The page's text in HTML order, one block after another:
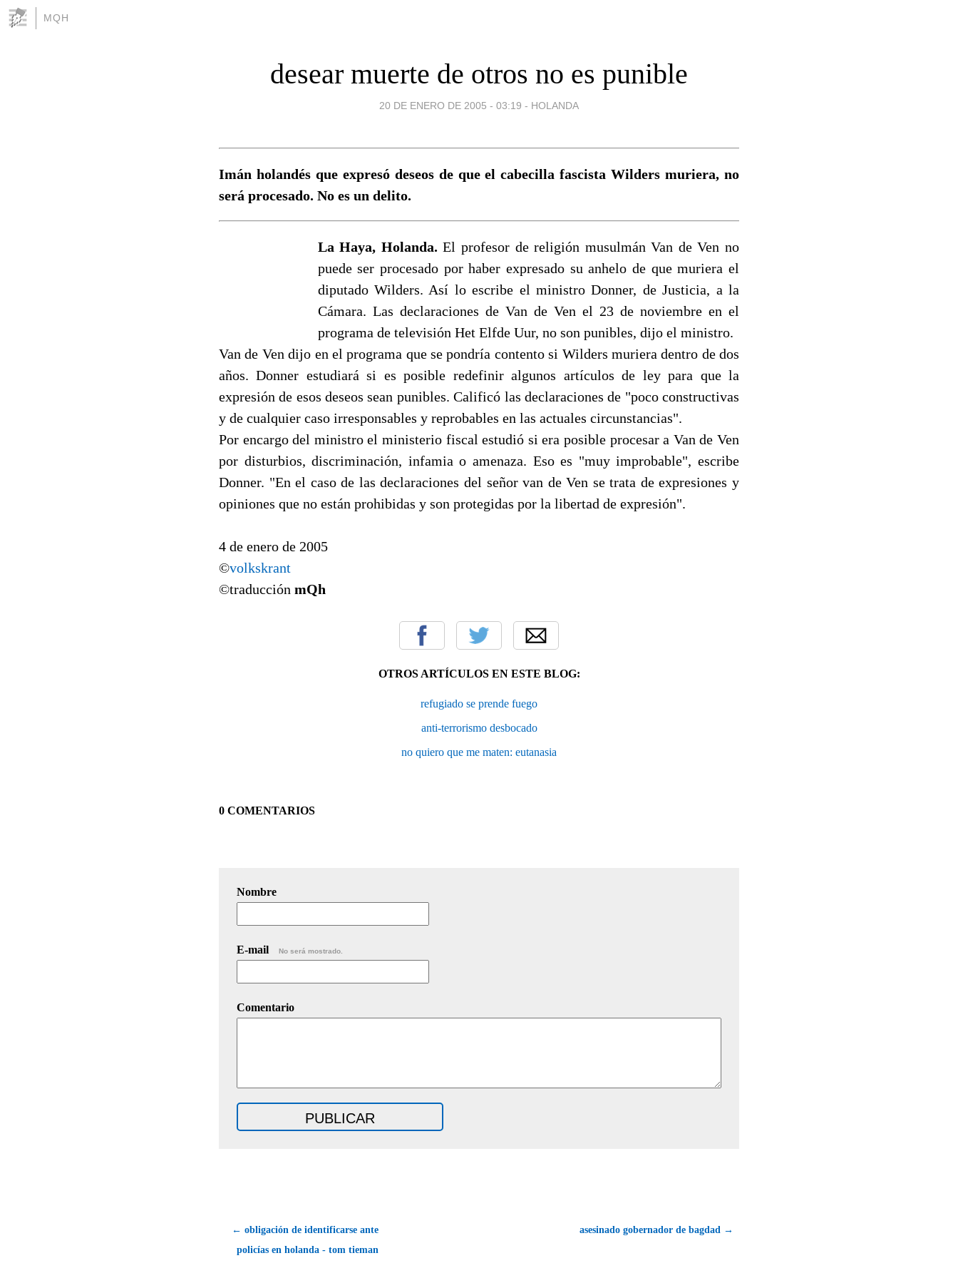
MQH
desear muerte de otros no es punible
20 DE ENERO DE 2005 - 03:19 - HOLANDA
Imán holandés que expresó deseos de que el cabecilla fascista Wilders muriera, no
será procesado. No es un delito.
La Haya, Holanda. El profesor de religión musulmán Van de Ven no
puede ser procesado por haber expresado su anhelo de que muriera el
diputado Wilders. Así lo escribe el ministro Donner, de Justicia, a la
Cámara. Las declaraciones de Van de Ven el 23 de noviembre en el
programa de televisión Het Elfde Uur, no son punibles, dijo el ministro.
Van de Ven dijo en el programa que se pondría contento si Wilders muriera dentro de dos
años. Donner estudiará si es posible redefinir algunos artículos de ley para que la
expresión de esos deseos sean punibles. Calificó las declaraciones de "poco constructivas
y de cualquier caso irresponsables y reprobables en las actuales circunstancias".
Por encargo del ministro el ministerio fiscal estudió si era posible procesar a Van de Ven
por disturbios, discriminación, infamia o amenaza. Eso es "muy improbable", escribe
Donner. "En el caso de las declaraciones del señor van de Ven se trata de expresiones y
opiniones que no están prohibidas y son protegidas por la libertad de expresión".
4 de enero de 2005
©volkskrant
©traducción mQh
OTROS ARTÍCULOS EN ESTE BLOG:
refugiado se prende fuego
anti-terrorismo desbocado
no quiero que me maten: eutanasia
0 COMENTARIOS
Nombre
E-mail No será mostrado.
Comentario
← obligación de identificarse ante
policías en holanda - tom tieman
asesinado gobernador de bagdad →